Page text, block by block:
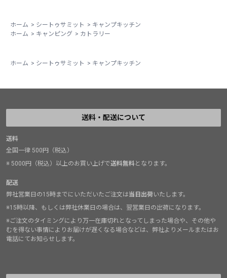
ホーム > シートゥサミット > キャンプキッチン
ホーム > キャンピング > カトラリー
ホーム > シートゥサミット > キャンプキッチン
送料・配送について
送料
全国一律 500円（税込）
※ 5000円（税込）以上のお買い上げで送料無料となります。
配送
弊社営業日の15時までにいただいたご注文は当日出荷いたします。
※15時以降、もしくは弊社休業日の場合は、翌営業日の出荷になります。
※ご注文のタイミングにより万一在庫切れとなってしまった場合や、その他や
むを得ない事情によりお届けが遅くなる場合などは、弊社よりメールまたはお
電話にてお知らせします。